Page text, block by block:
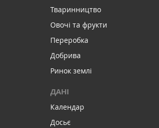
Тваринництво
Овочі та фрукти
Переробка
Добрива
Ринок землі
ДАНІ
Календар
Досьє